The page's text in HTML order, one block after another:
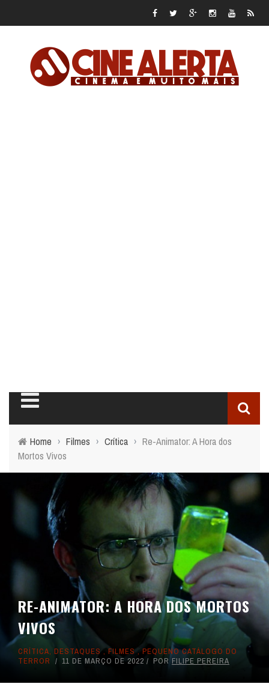
Home › Filmes › Crítica › Re-Animator: A Hora dos
Mortos Vivos
RE-ANIMATOR: A HORA DOS MORTOS
VIVOS
CRÍTICA, DESTAQUES ,FILMES , PEQUENO CATÁLOGO DO
TERROR
11 DE MARÇO DE 2022 POR FILIPE PEREIRA